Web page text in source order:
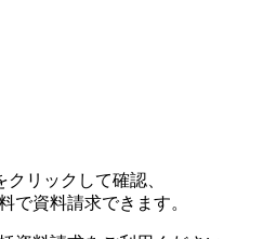
リックして確認、
で資料請求できます。